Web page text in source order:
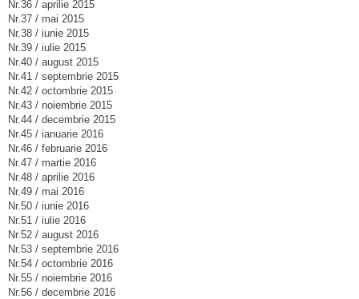
Nr.36 / aprilie 2015
Nr.37 / mai 2015
Nr.38 / iunie 2015
Nr.39 / iulie 2015
Nr.40 / august 2015
Nr.41 / septembrie 2015
Nr.42 / octombrie 2015
Nr.43 / noiembrie 2015
Nr.44 / decembrie 2015
Nr.45 / ianuarie 2016
Nr.46 / februarie 2016
Nr.47 / martie 2016
Nr.48 / aprilie 2016
Nr.49 / mai 2016
Nr.50 / iunie 2016
Nr.51 / iulie 2016
Nr.52 / august 2016
Nr.53 / septembrie 2016
Nr.54 / octombrie 2016
Nr.55 / noiembrie 2016
Nr.56 / decembrie 2016